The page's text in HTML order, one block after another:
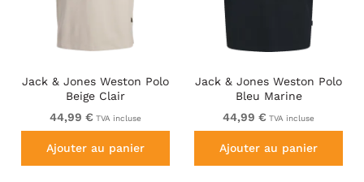
Jack & Jones Weston Polo
Beige Clair
44,99 € TVA incluse
Ajouter au panier
Jack & Jones Weston Polo
Bleu Marine
44,99 € TVA incluse
Ajouter au panier